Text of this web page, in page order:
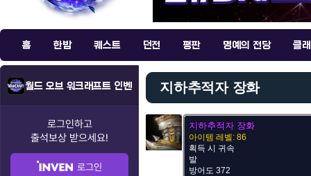
홈 한밤 퀘스트 던전 평판 명예의 전당 클
월드 오브 워크래프트 인벤
로그인하고
출석보상 받으세요!
로그인
지하추적자 장화
지하추적자 장화
아이템 레벨: 86
획득 시 귀속
발
방어도 372